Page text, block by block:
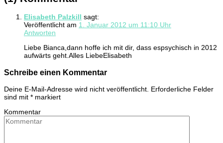
Elisabeth Palzkill sagt:
Veröffentlicht am 1. Januar 2012 um 11:10 Uhr
Antworten
Liebe Bianca,dann hoffe ich mit dir, dass espsychisch in 2012
aufwärts geht.Alles LiebeElisabeth
Schreibe einen Kommentar
Deine E-Mail-Adresse wird nicht veröffentlicht. Erforderliche Felder
sind mit * markiert
Kommentar